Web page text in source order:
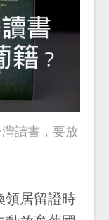
讀書，要放
領居留證時